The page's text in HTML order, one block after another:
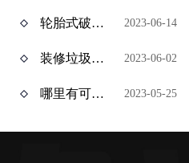
轮胎式破碎机与履带式破碎机有什么区别？ 价格分别是多少？ 2023-06-14
装修垃圾属于建筑垃圾吗？处理装修垃圾用什么设备比较合适？ 2023-06-02
哪里有可以分期付款的装修垃圾设备？装修垃圾处理设备分期多少钱？ 2023-05-25